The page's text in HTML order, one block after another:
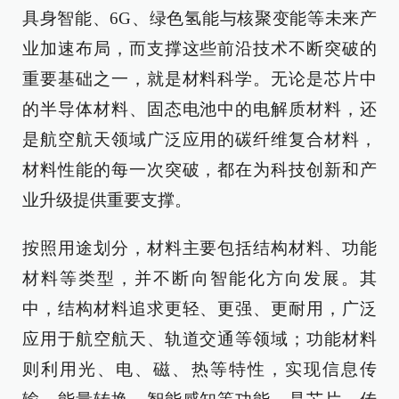
具身智能、6G、绿色氢能与核聚变能等未来产
业加速布局，而支撑这些前沿技术不断突破的
重要基础之一，就是材料科学。无论是芯片中
的半导体材料、固态电池中的电解质材料，还
是航空航天领域广泛应用的碳纤维复合材料，
材料性能的每一次突破，都在为科技创新和产
业升级提供重要支撑。
按照用途划分，材料主要包括结构材料、功能
材料等类型，并不断向智能化方向发展。其
中，结构材料追求更轻、更强、更耐用，广泛
应用于航空航天、轨道交通等领域；功能材料
则利用光、电、磁、热等特性，实现信息传